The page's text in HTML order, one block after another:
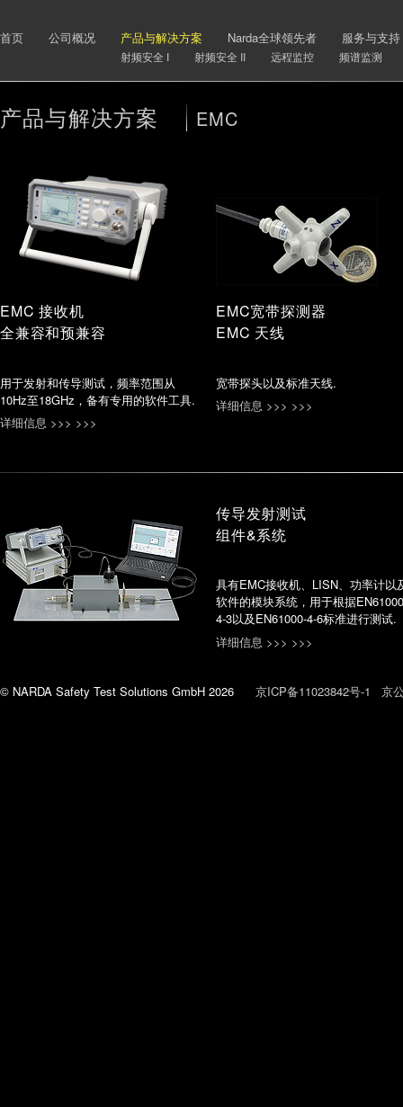
首页 公司概况 产品与解决方案
射频安全 I 射频安全 II 远程监控 频谱监测
Narda全球领先者 服务与支持
产品与解决方案 EMC
EMC 接收机
全兼容和预兼容
用于发射和传导测试，频率范围从
10Hz至18GHz，备有专用的软件工具.
详细信息 >>> >>>
EMC宽带探测器
EMC 天线
宽带探头以及标准天线.
详细信息 >>> >>>
传导发射测试
组件&系统
具有EMC接收机、LISN、功率计以
软件的模块系统，用于根据
4-3以及EN61000-4-6标准进行测试.
详细信息 >>> >>>
© NARDA Safety Test Solutions GmbH 2026 京ICP备11023842号-1 京